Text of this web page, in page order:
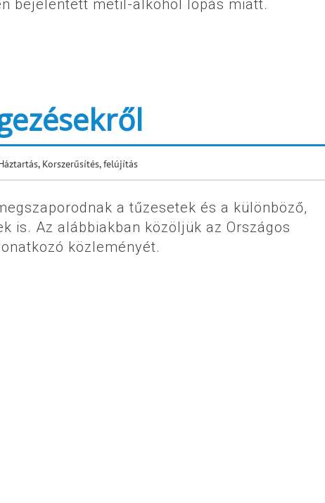
bejelentett metil-alkohol lopás miatt.
, Korszerűsítés, felújítás
a tűzesetek és a különböző,
is. Az alábbiakban közöljük az Országos
közleményét.